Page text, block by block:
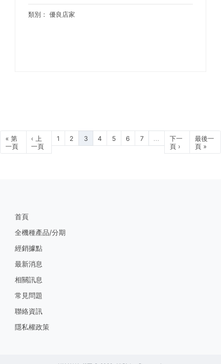
類別： 優良店家
« 第
一頁
‹ 上
一頁
1 2 3 4 5 6 7 ...
下一
頁 ›
最後一
頁 »
首頁
全機種產品/分期
經銷據點
最新消息
相關訊息
常見問題
聯絡資訊
隱私權政策